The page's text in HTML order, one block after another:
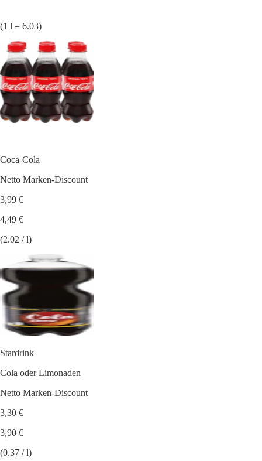
(1 l = 6.03)
Coca-Cola
Netto Marken-Discount
3,99 €
4,49 €
(2.02 / l)
Stardrink
Cola oder Limonaden
Netto Marken-Discount
3,30 €
3,90 €
(0.37 / l)